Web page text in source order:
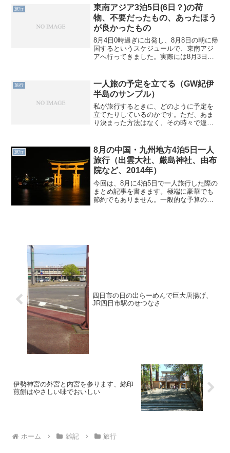
道東北2017年：8月下旬にヨーロッパさ...
旅行
東南アジア3泊5日(6日？)の荷
物、不要だったもの、あったほう
が良かったもの
8月4日0時過ぎに出発し、8月8日の朝に帰
国するというスケジュールで、東南アジ
アへ行ってきました。実際には8月3日の
内容は別途書くとして、今回は荷物のお
話をします。も...
旅行
一人旅の予定を立てる（GW紀伊
半島のサンプル）
私が旅行するときに、どのように予定を
立てたりしているのかです。ただ、あま
り決まった方法はなく、その時々で違う
に順調にいった、2015年GWに紀伊半島
を周った時の実例を挙...
旅行
8月の中国・九州地方4泊5日一人
旅行（出雲大社、厳島神社、由布
院など、2014年）
今回は、8月に4泊5日で一人旅行した際の
まとめ記事を書きます。極端に豪華でも
節約でもありません。一般的な予算の方
四日市の日の出らーめんで巨大唐揚げ、
JR四日市駅のせつなさ
伊勢神宮の外宮と内宮を参ります、絲印
煎餅はやさしい味でおいしい
ホーム 雑記 旅行